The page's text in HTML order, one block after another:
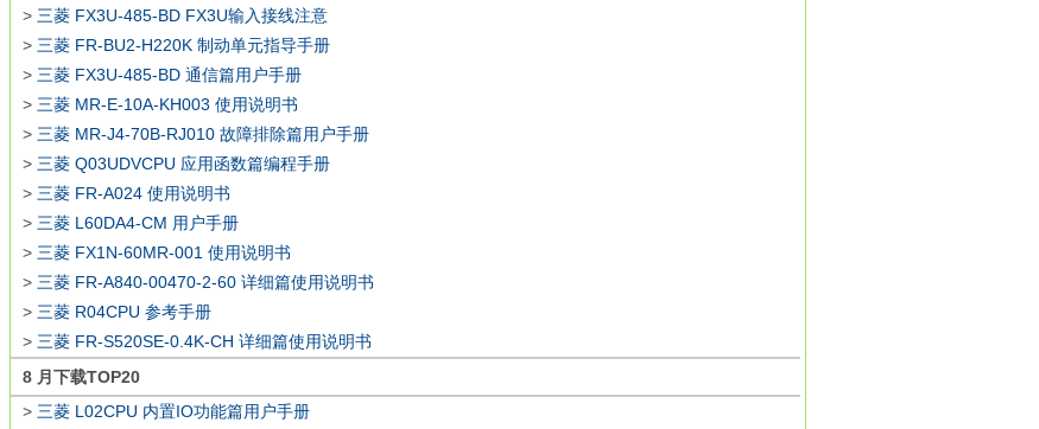
> 三菱 FX3U-485-BD FX3U输入接线注意
> 三菱 FR-BU2-H220K 制动单元指导手册
> 三菱 FX3U-485-BD 通信篇用户手册
> 三菱 MR-E-10A-KH003 使用说明书
> 三菱 MR-J4-70B-RJ010 故障排除篇用户手册
> 三菱 Q03UDVCPU 应用函数篇编程手册
> 三菱 FR-A024 使用说明书
> 三菱 L60DA4-CM 用户手册
> 三菱 FX1N-60MR-001 使用说明书
> 三菱 FR-A840-00470-2-60 详细篇使用说明书
> 三菱 R04CPU 参考手册
> 三菱 FR-S520SE-0.4K-CH 详细篇使用说明书
8 月下载TOP20
> 三菱 L02CPU 内置IO功能篇用户手册